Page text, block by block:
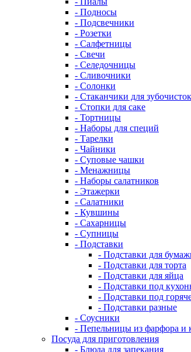
- Подносы
- Подсвечники
- Розетки
- Салфетницы
- Свечи
- Селедочницы
- Сливочники
- Солонки
- Стаканчики для зубочисток
- Стопки для саке
- Тортницы
- Наборы для специй
- Тарелки
- Чайники
- Суповые чашки
- Менажницы
- Наборы салатников
- Этажерки
- Салатники
- Кувшины
- Сахарницы
- Супницы
- Подставки
- Подставки для
- Подставки для торта
- Подставки для яйца
- Подставки под
- Подставки под
- Подставки разные
- Соусники
- Пепельницы из фарфора и
Посуда для приготовления
- Блюда для запекания